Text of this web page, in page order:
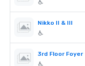
Nikko II & III
3rd Floor Foyer